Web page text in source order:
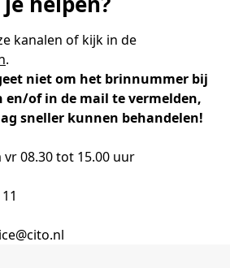
het vo
en luistertoetsen
ho
toetsen
Cito
kanalen of kijk in de
.
niet om het brinnummer bij
en/of in de mail te vermelden,
sneller kunnen behandelen!
08.30 tot 15.00 uur